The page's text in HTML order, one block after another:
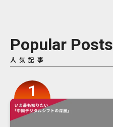
Popular Posts
人気記事